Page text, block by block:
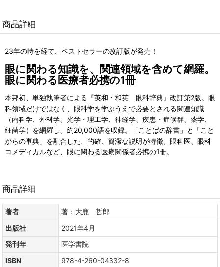
商品詳細
23年の時を経て、ベストセラーの改訂版が発売！
眼に関わる知識を、関連領域を含めて網羅。
眼に関わる医療者必携の1冊
本邦初、単独執筆者による『英和・和英 眼科辞典』改訂第2版。眼
科領域だけではなく、眼科学を学ぶうえで必要とされる関連知識
（内科学、外科学、光学・理工学、神経学、疾患・症候群、薬学、
細菌学）を網羅し、約20,000語を収録。「ことばの辞書」と「こと
がらの事典」を融合した、的確、簡潔な説明が特徴。眼科医、眼科
コメディカルなど、眼に関わる医療関係者必携の1冊。
商品詳細
著者
著：大鹿 哲郎
出版社
2021年4月
発刊年
医学書院
ISBN
978-4-260-04332-8